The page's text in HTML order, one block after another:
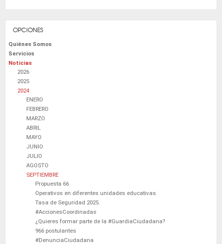
OPCIONES
Quiénes Somos
Servicios
Noticias
2026
2025
2024
ENERO
FEBRERO
MARZO
ABRIL
MAYO
JUNIO
JULIO
AGOSTO
SEPTIEMBRE
Propuesta 66
Operativos en diferentes unidades educativas
Tasa de Seguridad 2025.
#AccionesCoordinadas
¿Quieres formar parte de la #GuardiaCiudadana?
966 postulantes
#DenunciaCiudadana